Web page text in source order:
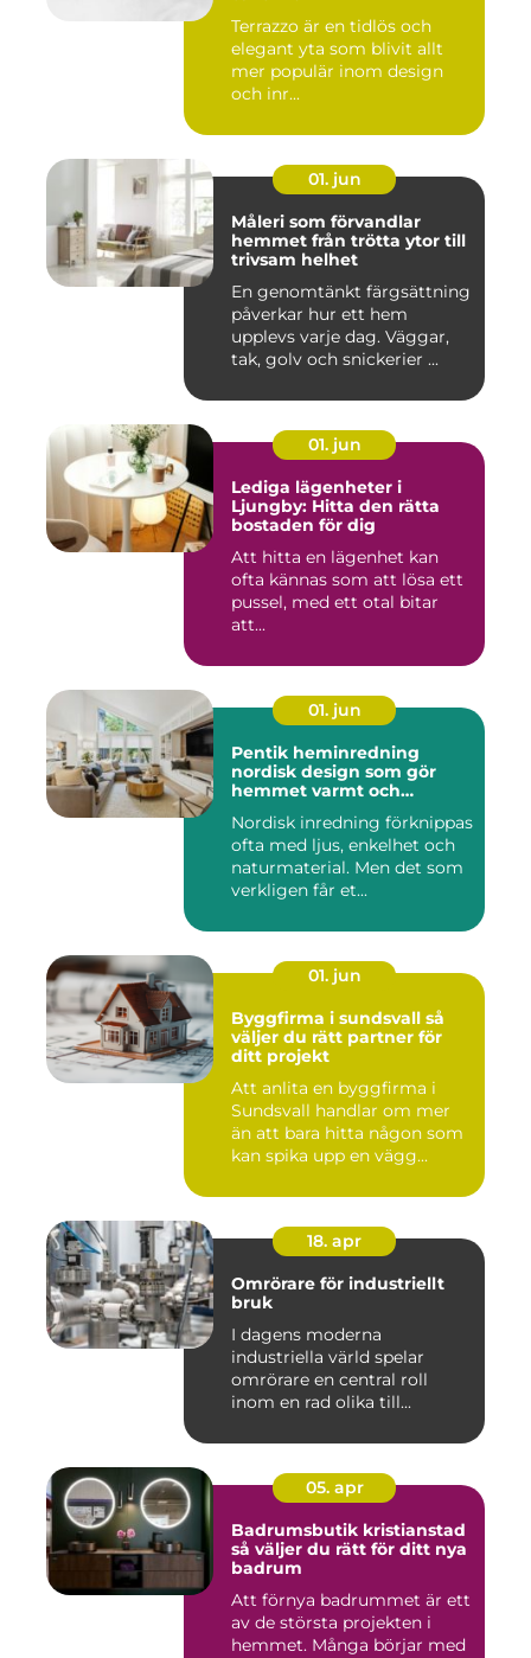
Terrazzo är en tidlös och
elegant yta som blivit allt
mer populär inom design
och inr...
01. jun
Måleri som förvandlar
hemmet från trötta ytor till
trivsam helhet
En genomtänkt färgsättning
påverkar hur ett hem
upplevs varje dag. Väggar,
tak, golv och snickerier ...
01. jun
Lediga lägenheter i
Ljungby: Hitta den rätta
bostaden för dig
Att hitta en lägenhet kan
ofta kännas som att lösa ett
pussel, med ett otal bitar
att...
01. jun
Pentik heminredning
nordisk design som gör
hemmet varmt och
Nordisk inredning förknippas
ofta med ljus, enkelhet och
naturmaterial. Men det som
verkligen får et...
01. jun
Byggfirma i sundsvall så
väljer du rätt partner för
ditt projekt
Att anlita en byggfirma i
Sundsvall handlar om mer
än att bara hitta någon som
kan spika upp en vägg...
18. apr
Omrörare för industriellt
bruk
I dagens moderna
industriella värld spelar
omrörare en central roll
inom en rad olika till...
05. apr
Badrumsbutik kristianstad
så väljer du rätt för ditt nya
badrum
Att förnya badrummet är ett
av de största projekten i
hemmet. Många börjar med